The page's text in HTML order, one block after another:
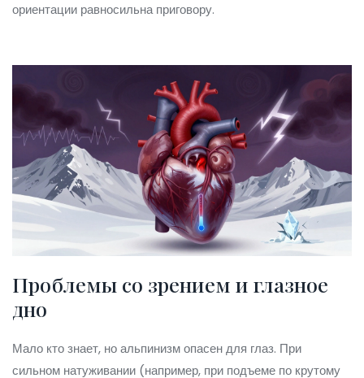
ориентации равносильна приговору.
Проблемы со зрением и глазное
дно
Мало кто знает, но альпинизм опасен для глаз. При
сильном натуживании (например, при подъеме по крутому